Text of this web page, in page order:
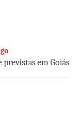
previstas em Goiás